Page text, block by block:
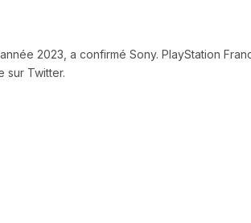
2023, a confirmé Sony. PlayStation
sur Twitter.